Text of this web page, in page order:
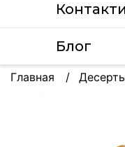
Контакти
Блог
Главная